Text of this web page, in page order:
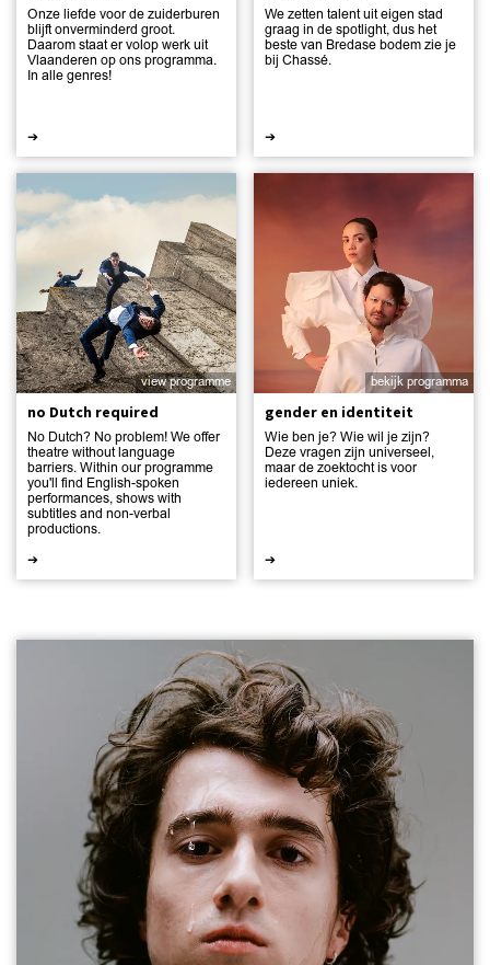
Onze liefde voor de zuiderburen
blijft onverminderd groot.
Daarom staat er volop werk uit
Vlaanderen op ons programma.
In alle genres!
➔
We zetten talent uit eigen stad
graag in de spotlight, dus het
beste van Bredase bodem zie je
bij Chassé.
➔
view programme
no Dutch required
No Dutch? No problem! We offer
theatre without language
barriers. Within our programme
you'll find English-spoken
performances, shows with
subtitles and non-verbal
productions.
➔
bekijk programma
gender en identiteit
Wie ben je? Wie wil je zijn?
Deze vragen zijn universeel,
maar de zoektocht is voor
iedereen uniek.
➔